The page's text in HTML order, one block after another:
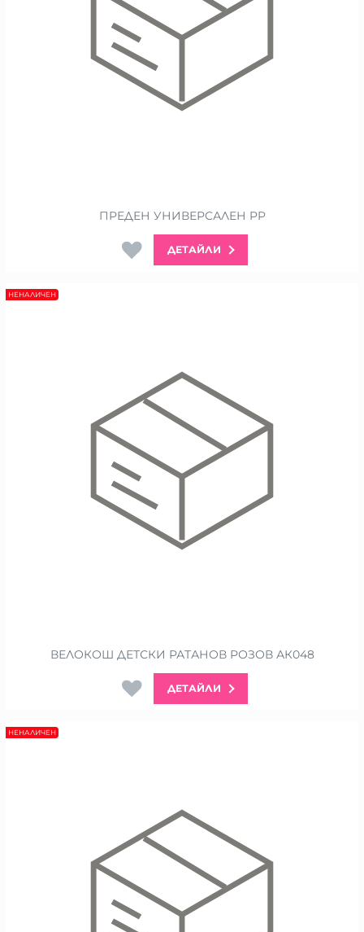
ПРЕДЕН УНИВЕРСАЛЕН PP
ДЕТАЙЛИ
ВЕЛОКОШ ДЕТСКИ РАТАНОВ РОЗОВ АК048
ДЕТАЙЛИ
НЕНАЛИЧЕН
НЕНАЛИЧЕН